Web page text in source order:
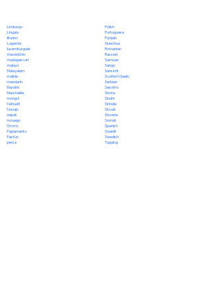
Limburgo
Lingala
lituano
Luganda
luxemburgués
macedónio
madagascarí
malayo
Malayalam
maltés
mandarín
Marathi
Marshallés
mongol
Náhuatl
Navajo
nepalí
noruego
Oromo
Papiamento
Pastún
persa
Polish
Portuguese
Punjabi
Quechua
Romanian
Russian
Samoan
Sango
Sanskrit
Scottish Gaelic
Serbian
Sesotho
Shona
Sindhi
Sinhala
Slovak
Slovene
Somali
Spanish
Swahili
Swedish
Tagalog